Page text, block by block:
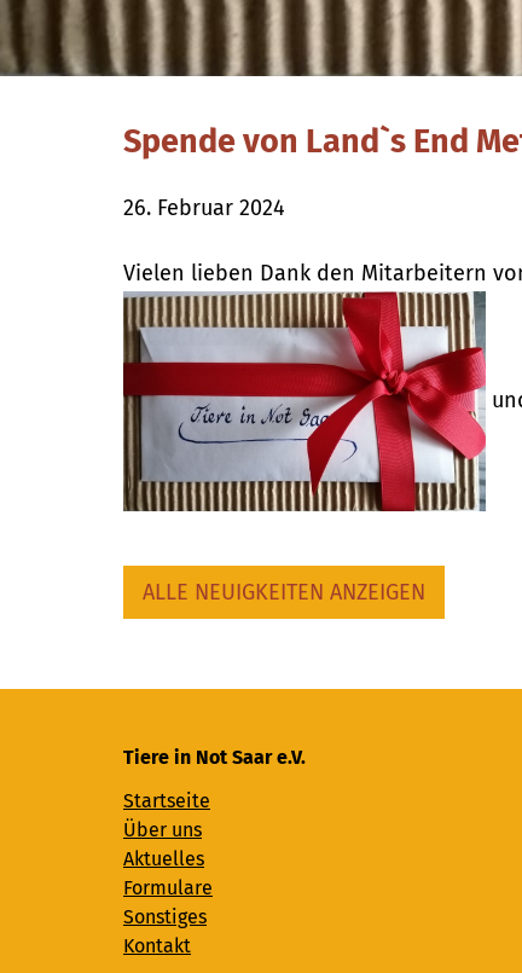
Spende von Land`s End
26. Februar 2024
Vielen lieben Dank den Mitarbeitern
ALLE NEUIGKEITEN ANZEIGEN
Tiere in Not Saar e.V.
Startseite
Über uns
Aktuelles
Formulare
Sonstiges
Kontakt